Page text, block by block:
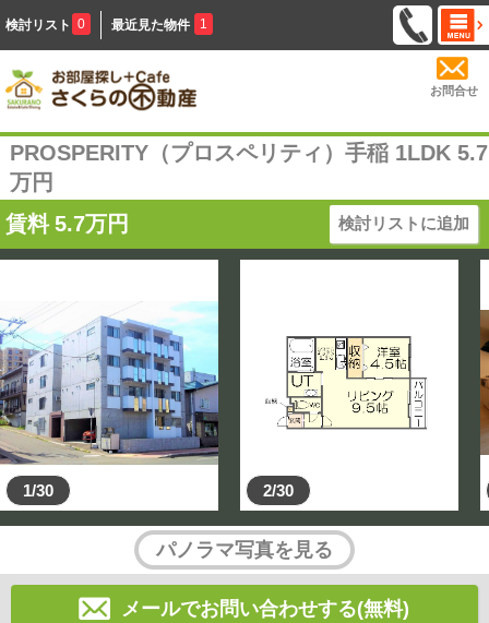
検討リスト 0 最近見た物件 1
お問合せ
PROSPERITY（プロスペリティ）手稲 1LDK 5.7
万円
賃料 5.7万円 検討リストに追加
1/30 2/30
パノラマ写真を見る
メールでお問い合わせする(無料)